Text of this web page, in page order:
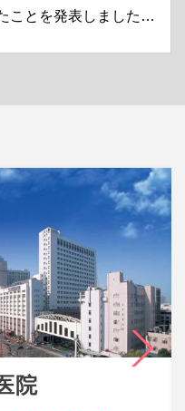
ことを発表しました。
好で、8月11日には
、補助なしで自力で
と語っています。
すべてにおいて心のこ
た。カトリック病院で
意味を持っています
父の訪問にも感動しま
ころではありませ
あげたいくらいで
さと優しさに深く感
ひ観光でまた来たい」
院